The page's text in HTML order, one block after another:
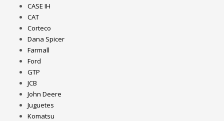
CASE IH
CAT
Corteco
Dana Spicer
Farmall
Ford
GTP
JCB
John Deere
Juguetes
Komatsu